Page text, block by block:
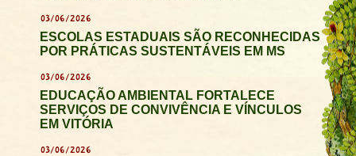
03/06/2026
ESCOLAS ESTADUAIS SÃO RECONHECIDAS
POR PRÁTICAS SUSTENTÁVEIS EM MS
03/06/2026
EDUCAÇÃO AMBIENTAL FORTALECE
SERVIÇOS DE CONVIVÊNCIA E VÍNCULOS
EM VITÓRIA